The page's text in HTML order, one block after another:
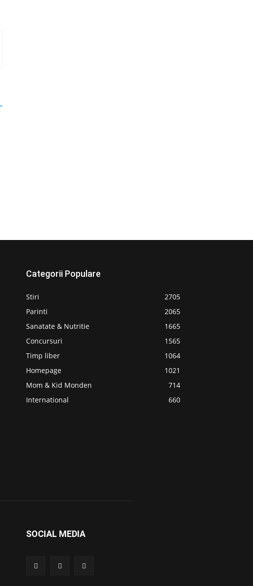
Categorii Populare
Stiri
2705
Parinti
2065
Sanatate & Nutritie
1665
Concursuri
1565
Timp liber
1064
Homepage
1021
Mom & Kid Monden
714
International
660
SOCIAL MEDIA